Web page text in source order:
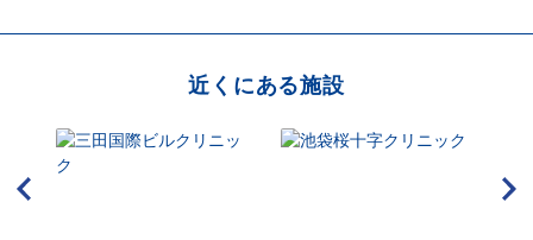
近くにある施設